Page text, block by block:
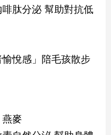
肽分泌 幫助對抗低
悅感」陪毛孩散步
麥